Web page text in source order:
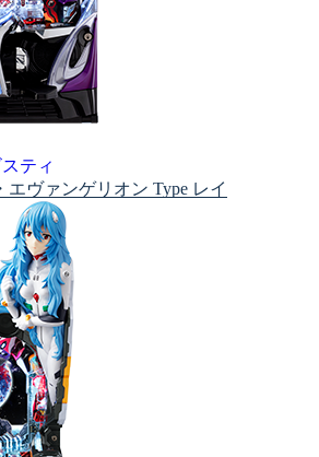
スティ
エヴァンゲリオン Type レイ